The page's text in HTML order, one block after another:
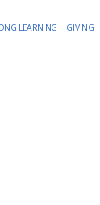
LEARNING GIVING